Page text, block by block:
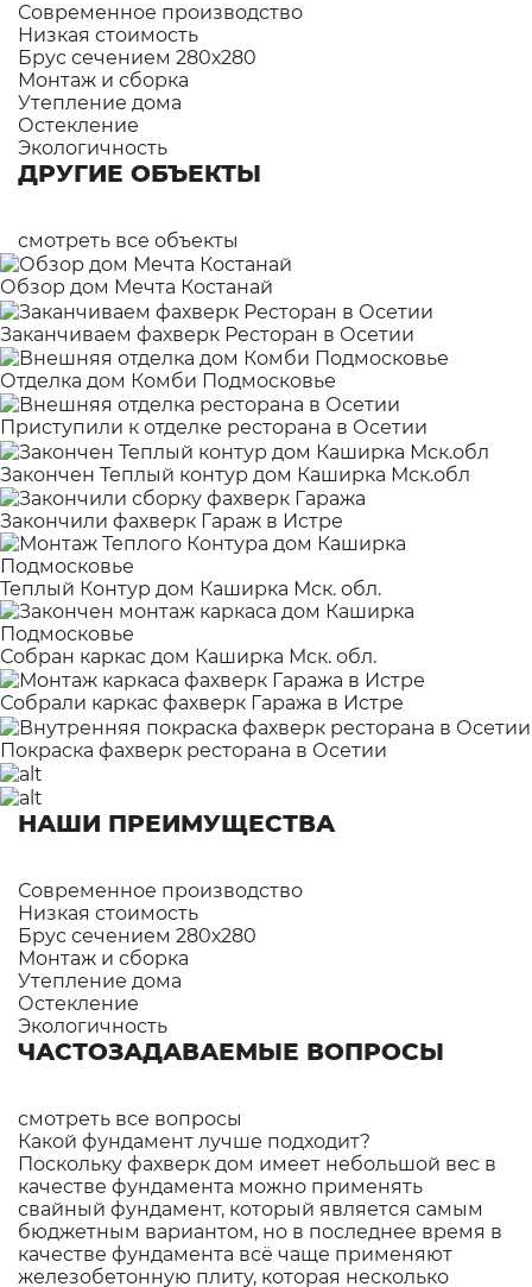
Современное производство
Низкая стоимость
Брус сечением 280х280
Монтаж и сборка
Утепление дома
Остекление
Экологичность
ДРУГИЕ ОБЪЕКТЫ
смотреть все объекты
Обзор дом Мечта Костанай
Заканчиваем фахверк Ресторан в Осетии
Отделка дом Комби Подмосковье
Приступили к отделке ресторана в Осетии
Закончен Теплый контур дом Каширка Мск.обл
Закончили фахверк Гараж в Истре
Теплый Контур дом Каширка Мск. обл.
Собран каркас дом Каширка Мск. обл.
Собрали каркас фахверк Гаража в Истре
Покраска фахверк ресторана в Осетии
НАШИ ПРЕИМУЩЕСТВА
Современное производство
Низкая стоимость
Брус сечением 280х280
Монтаж и сборка
Утепление дома
Остекление
Экологичность
ЧАСТОЗАДАВАЕМЫЕ ВОПРОСЫ
смотреть все вопросы
Какой фундамент лучше подходит?
Поскольку фахверк дом имеет небольшой вес в
качестве фундамента можно применять
свайный фундамент, который является самым
бюджетным вариантом, но в последнее время в
качестве фундамента всё чаще применяют
железобетонную плиту, которая несколько